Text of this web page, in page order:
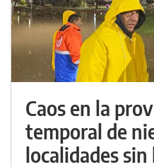
Caos en la
temporal de
localidades sin